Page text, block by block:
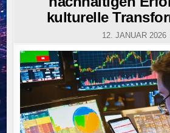
kulturelle
12. JANUAR 2026